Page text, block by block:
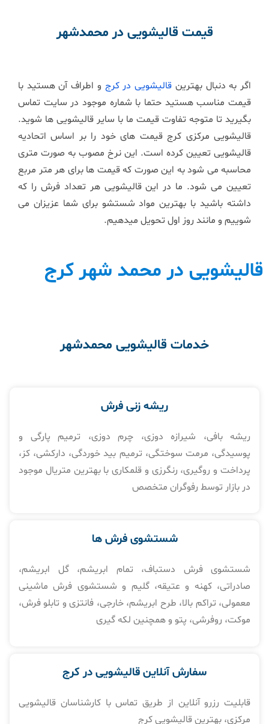
قیمت قالیشویی در محمدشهر
اگر به دنبال بهترین قالیشویی در کرج و اطراف آن هستید با
قیمت مناسب هستید حتما با شماره موجود در سایت تماس
بگیرید تا متوجه تفاوت قیمت ما با سایر قالیشویی ها شوید.
قالیشویی مرکزی کرج قیمت های خود را بر اساس اتحادیه
قالیشویی تعیین کرده است. این نرخ مصوب به صورت متری
محاسبه می شود به این صورت که قیمت ها برای هر متر مربع
تعیین می شود. ما در این قالیشویی هر تعداد فرش را که
داشته باشید با بهترین مواد شستشو برای شما عزیزان می
شوییم و مانند روز اول تحویل میدهیم.
قالیشویی در محمد شهر کرج
خدمات قالیشویی محمدشهر
ریشه زنی فرش
ریشه بافی، شیرازه دوزی، چرم دوزی، ترمیم پارگی و
پوسیدگی، مرمت سوختگی، ترمیم بید خوردگی، دارکشی، کز،
پرداخت و روگیری، رنگرزی و قلمکاری با بهترین متریال موجود
در بازار توسط رفوگران متخصص
شستشوی فرش ها​
شستشوی فرش دستباف، تمام ابریشم، گل ابریشم،
صادراتی، کهنه و عتیقه، گلیم و شستشوی فرش ماشینی
معمولی، تراکم بالا، طرح ابریشم، خارجی، فانتزی و تابلو فرش،
موکت، روفرشی، پتو و همچنین لکه گیری
سفارش آنلاین قالیشویی در کرج
قابلیت رزرو آنلاین از طریق تماس با کارشناسان قالیشویی
مرکزی، بهترین قالیشویی کرج